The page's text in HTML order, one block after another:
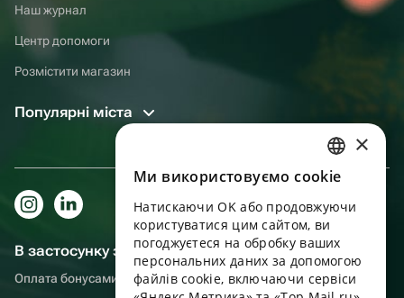
Наш журнал
Центр допомоги
Розмістити магазин
Популярні міста
В застосунку зручніше!
Оплата бонусами, самовивіз, зручний чат підтримки
RUSSIAN
ENGLISH
UKRAINIAN
PORTUGUESE
×
Ми використовуємо cookie
Натискаючи OK або продовжуючи
користуватися цим сайтом, ви
погоджуєтеся на обробку ваших
персональних даних за допомогою
файлів cookie, включаючи сервіси